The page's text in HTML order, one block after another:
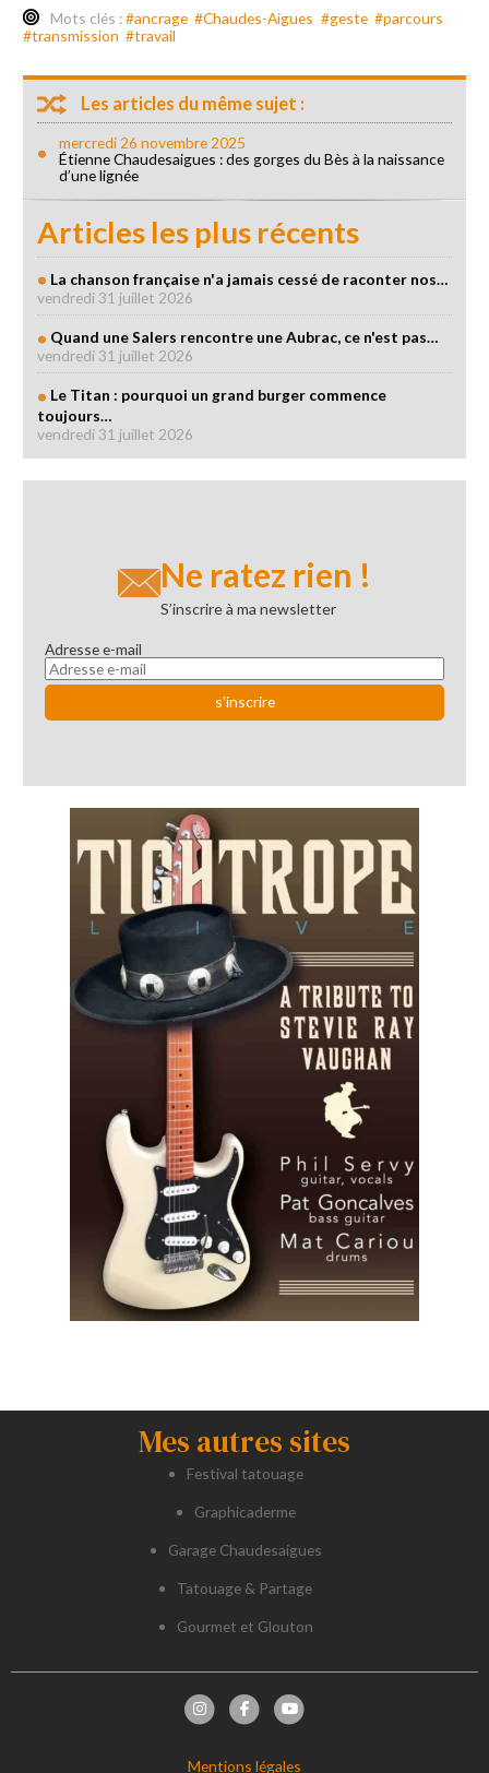
Mots clés :#ancrage #Chaudes-Aigues #geste #parcours
#transmission #travail
Les articles du même sujet :
mercredi 26 novembre 2025
Étienne Chaudesaigues : des gorges du Bès à la naissance
d’une lignée
Articles les plus récents
La chanson française n'a jamais cessé de raconter nos…
vendredi 31 juillet 2026
Quand une Salers rencontre une Aubrac, ce n'est pas…
vendredi 31 juillet 2026
Le Titan : pourquoi un grand burger commence
toujours…
vendredi 31 juillet 2026
Ne ratez rien !
S’inscrire à ma newsletter
Adresse e-mail
Mes autres sites
Festival tatouage
Graphicaderme
Garage Chaudesaigues
Tatouage & Partage
Gourmet et Glouton
Mentions légales